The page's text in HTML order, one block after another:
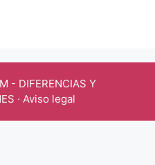
- DIFERENCIAS Y
· Aviso legal